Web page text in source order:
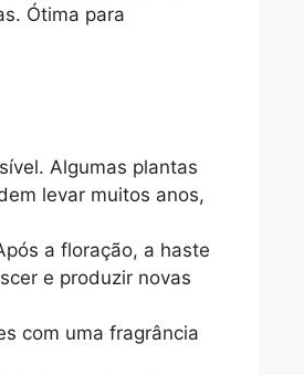
Ótima para
Algumas plantas
levar muitos anos,
a floração, a haste
e produzir novas
com uma fragrância